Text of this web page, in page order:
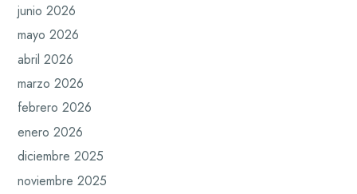
junio 2026
mayo 2026
abril 2026
marzo 2026
febrero 2026
enero 2026
diciembre 2025
noviembre 2025